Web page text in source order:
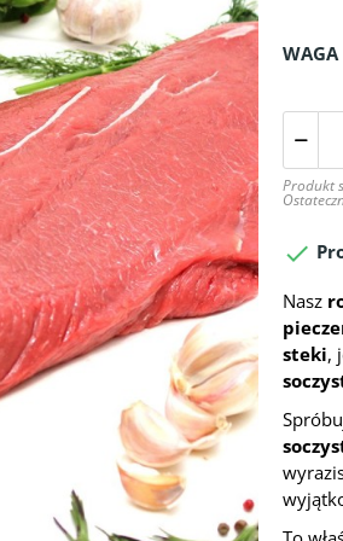
WAGA
Produkt

Nasz
steki,